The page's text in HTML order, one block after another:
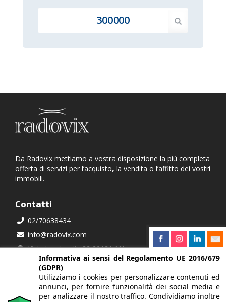
Da Radovix mettiamo a vostra disposizione la più completa
offerta di servizi per l’acquisto, la vendita o l’affitto dei vostri
immobili.
Contatti
02/70638434
info@radovix.com
Viale Lombardia 32 20131 Milano
Partner
Federazione Italiana Mediatori Agenti d'Affari
Informativa ai sensi del Regolamento UE 2016/679
(GDPR)
Utilizziamo i cookies per personalizzare contenuti ed
annunci, per fornire funzionalità dei social media e
per analizzare il nostro traffico. Condividiamo inoltre